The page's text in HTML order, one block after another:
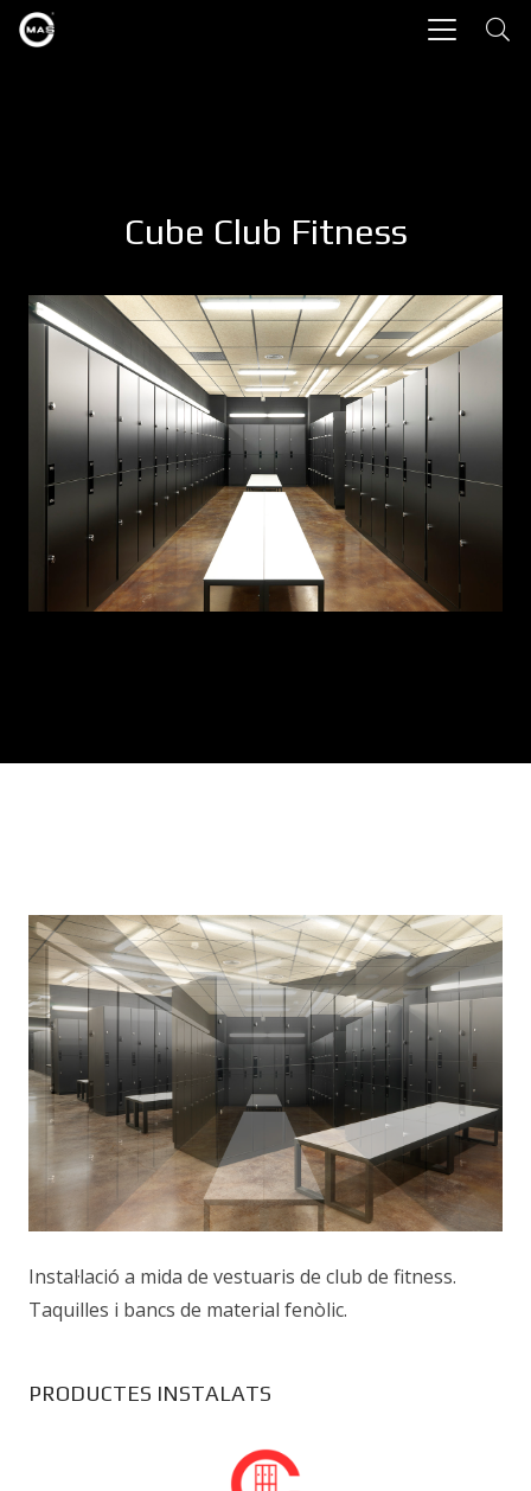
Cube Club Fitness
Instal·lació a mida de vestuaris de club de fitness.
Taquilles i bancs de material fenòlic.
PRODUCTES INSTALATS